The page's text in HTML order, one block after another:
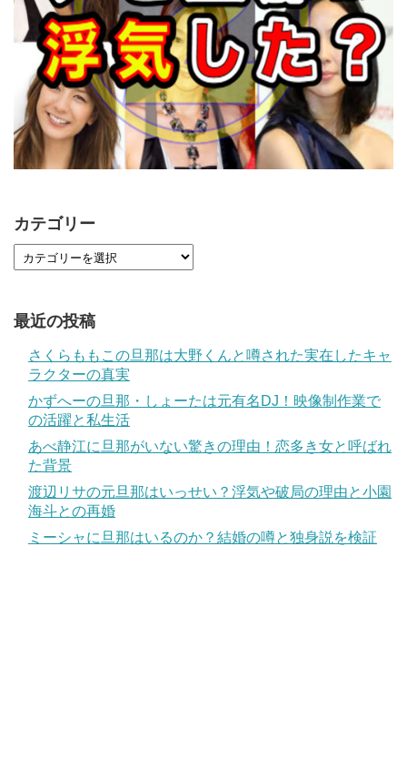
カテゴリー
最近の投稿
さくらももこの旦那は大野くんと噂された実在したキャ
ラクターの真実
かずへーの旦那・しょーたは元有名DJ！映像制作業で
の活躍と私生活
あべ静江に旦那がいない驚きの理由！恋多き女と呼ばれ
た背景
渡辺リサの元旦那はいっせい？浮気や破局の理由と小園
海斗との再婚
ミーシャに旦那はいるのか？結婚の噂と独身説を検証